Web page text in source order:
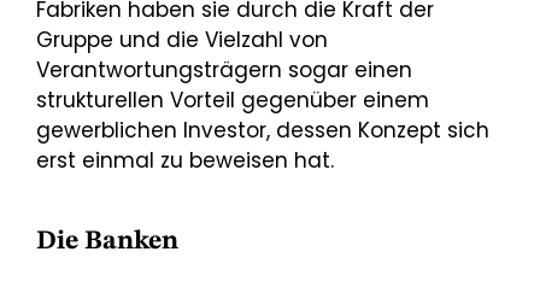
Fabriken haben sie durch die Kraft der
Gruppe und die Vielzahl von
Verantwortungsträgern sogar einen
strukturellen Vorteil gegenüber einem
gewerblichen Investor, dessen Konzept sich
erst einmal zu beweisen hat.
Die Banken